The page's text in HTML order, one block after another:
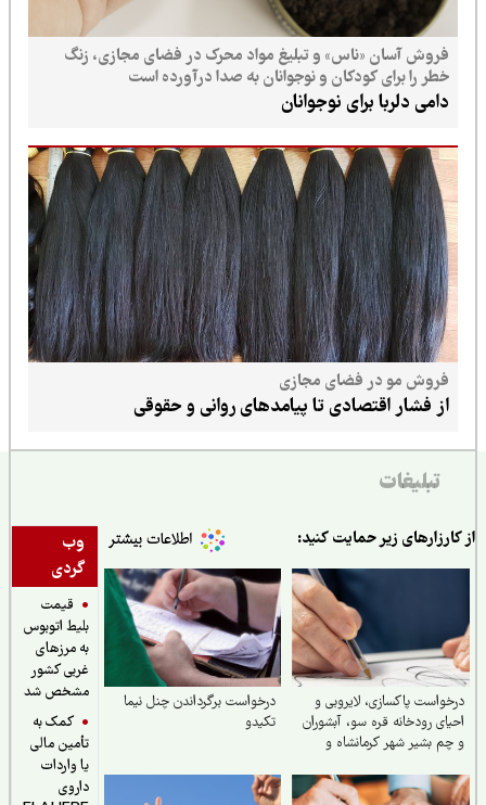
فروش آسان «ناس» و تبلیغ مواد محرک در فضای مجازی، زنگ
خطر را برای کودکان و نوجوانان به صدا درآورده است
دامی دلربا برای نوجوانان
فروش مو در فضای مجازی
از فشار اقتصادی تا پیامدهای روانی و حقوقی
تبلیغات
وب
گردی
قیمت
بلیط اتوبوس
به مرزهای
غربی کشور
مشخص شد
کمک به
تأمین مالی
یا واردات
زیر حمایت کنید:
پاکسازی، لایروبی و
رودخانه قره سو، آبشوران
بشیر شهر کرمانشاه و
دینورآب، سیمره)
درخواست برگرداندن چنل نیما
تکیدو